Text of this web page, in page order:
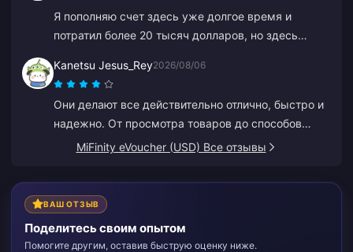
Я пополняю счет здесь уже долгое время и
потратил более 20 тысяч долларов, но здесь
предложений. Другие платформы дают купоны
или кэшбэк. Разочаровывает отсутствие каких-
либо вознаграждений для постоянных клиентов.
Kanetsu Jesus_Rey2026/08/06
Они делают все действительно отлично, быстро и
надежно. От просмотра товаров до способов
оплаты — весь интерфейс ставит их далеко
множество ошибок.
MiFinity eVoucher (USD) Все отзывы
ВАШ ОТЗЫВ
Поделитесь своим опытом
Помогите другим, оставив быструю оценку ниже.